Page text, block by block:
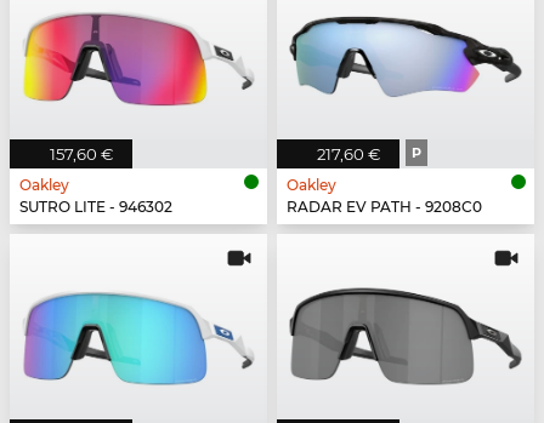
157,60 €
Oakley
SUTRO LITE - 946302
217,60 € P
Oakley
RADAR EV PATH - 9208C0